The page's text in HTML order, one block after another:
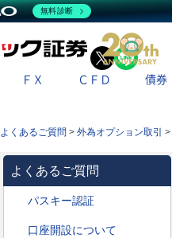
X
ＦＸ ＣＦＤ 債券
よくあるご質問 > 外為オプション取引 >
よくあるご質問
パスキー認証
口座開設について
無料診断